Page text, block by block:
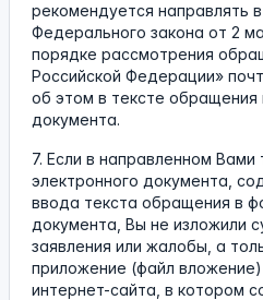
рекомендуется направлять
Федерального закона от 2
порядке рассмотрения
Российской Федерации»
об этом в тексте обращения
документа.
7. Если в направленном Вами
электронного документа,
ввода текста обращения в
документа, Вы не изложили
заявления или жалобы, а
приложение (файл вложение)
интернет-сайта, в котором